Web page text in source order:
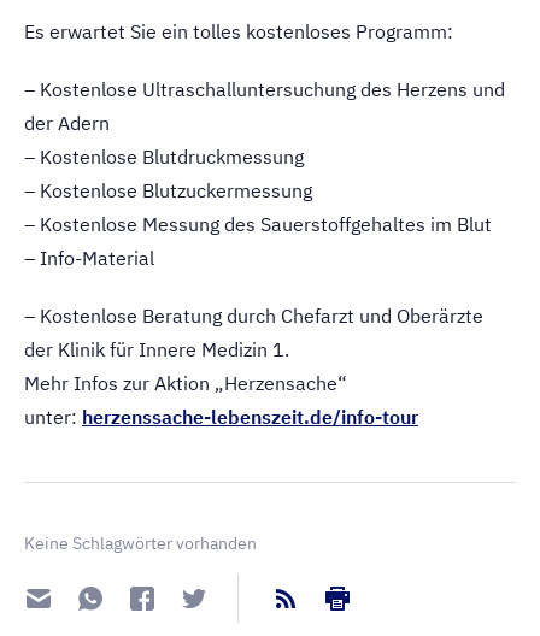
Es erwartet Sie ein tolles kostenloses Programm:
– Kostenlose Ultraschalluntersuchung des Herzens und
der Adern
– Kostenlose Blutdruckmessung
– Kostenlose Blutzuckermessung
– Kostenlose Messung des Sauerstoffgehaltes im Blut
– Info-Material
– Kostenlose Beratung durch Chefarzt und Oberärzte
der Klinik für Innere Medizin 1.
Mehr Infos zur Aktion „Herzensache“
unter: herzenssache-lebenszeit.de/info-tour
Keine Schlagwörter vorhanden